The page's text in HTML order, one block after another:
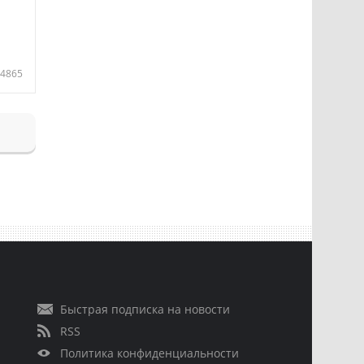
4865
Быстрая подписка на новости
RSS
Политика конфиденциальности